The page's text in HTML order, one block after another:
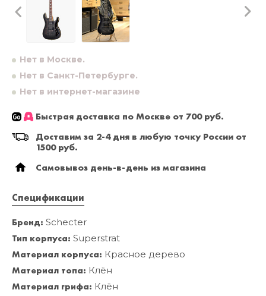
Нет в Москве.
Нет в Санкт-Петербурге.
Нет в интернет-магазине
Быстрая доставка по Москве от 700 руб.
Доставим за 2-4 дня в любую точку России от
1500 руб.
Самовывоз день-в-день из магазина
Спецификации
Бренд: Schecter
Тип корпуса: Superstrat
Материал корпуса: Красное дерево
Материал топа: Клён
Материал грифа: Клён